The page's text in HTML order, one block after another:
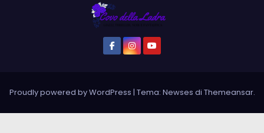
Proudly powered by WordPress | Tema: Newses di Themeansar.